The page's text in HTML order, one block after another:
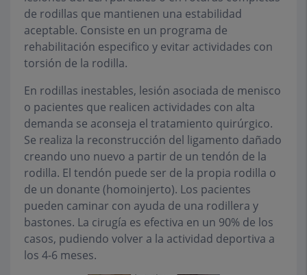
de rodillas que mantienen una estabilidad
aceptable. Consiste en un programa de
rehabilitación especifico y evitar actividades con
torsión de la rodilla.
En rodillas inestables, lesión asociada de menisco
o pacientes que realicen actividades con alta
demanda se aconseja el tratamiento quirúrgico.
Se realiza la reconstrucción del ligamento dañado
creando uno nuevo a partir de un tendón de la
rodilla. El tendón puede ser de la propia rodilla o
de un donante (homoinjerto). Los pacientes
pueden caminar con ayuda de una rodillera y
bastones. La cirugía es efectiva en un 90% de los
casos, pudiendo volver a la actividad deportiva a
los 4-6 meses.